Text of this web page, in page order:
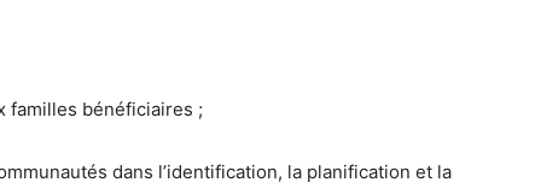
familles bénéficiaires ;
dans l’identification, la planification et la